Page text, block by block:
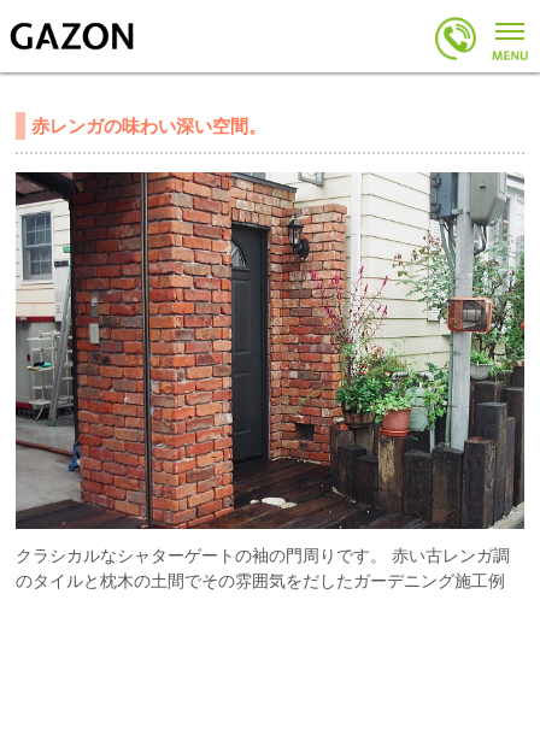
赤レンガの味わい深い空間。
クラシカルなシャターゲートの袖の門周りです。 赤い古レンガ調
のタイルと枕木の土間でその雰囲気をだしたガーデニング施工例